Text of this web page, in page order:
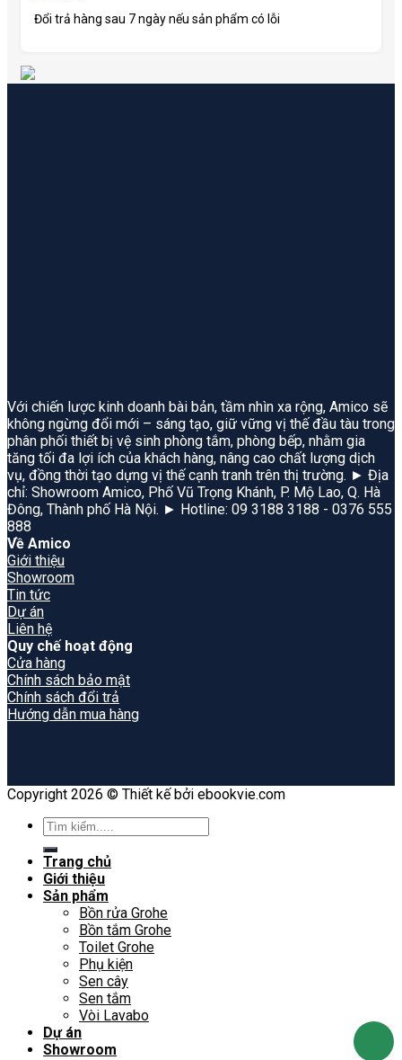
Đổi trả hàng sau 7 ngày nếu sản phẩm có lỗi
Với chiến lược kinh doanh bài bản, tầm nhìn xa rộng, Amico sẽ
không ngừng đổi mới – sáng tạo, giữ vững vị thế đầu tàu trong
phân phối thiết bị vệ sinh phòng tắm, phòng bếp, nhằm gia
tăng tối đa lợi ích của khách hàng, nâng cao chất lượng dịch
vụ, đồng thời tạo dựng vị thế cạnh tranh trên thị trường. ► Địa
chỉ: Showroom Amico, Phố Vũ Trọng Khánh, P. Mộ Lao, Q. Hà
Đông, Thành phố Hà Nội. ► Hotline: 09 3188 3188 - 0376 555
888
Về Amico
Giới thiệu
Showroom
Tin tức
Dự án
Liên hệ
Quy chế hoạt động
Cửa hàng
Chính sách bảo mật
Chính sách đổi trả
Hướng dẫn mua hàng
Copyright 2026 © Thiết kế bởi ebookvie.com
Search
for:
Trang chủ
Giới thiệu
Sản phẩm
Bồn rửa Grohe
Bồn tắm Grohe
Toilet Grohe
Phụ kiện
Sen cây
Sen tắm
Vòi Lavabo
Dự án
Showroom